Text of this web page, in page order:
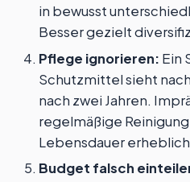
in bewusst
Besser gezielt
Pflege ignorieren: Ein
Schutzmittel sieht
nach zwei Jahren.
regelmäßige
Lebensdauer
Budget falsch